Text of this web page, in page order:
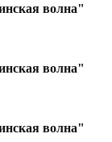
волна"
волна"
волна"